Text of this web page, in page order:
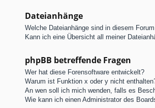
Dateianhänge
Welche Dateianhänge sind in diesem
Kann ich eine Übersicht all meiner
phpBB betreffende Fragen
Wer hat diese Forensoftware entwickelt?
Warum ist Funktion x oder y nicht
An wen soll ich mich wenden, falls es
Wie kann ich einen Administrator des